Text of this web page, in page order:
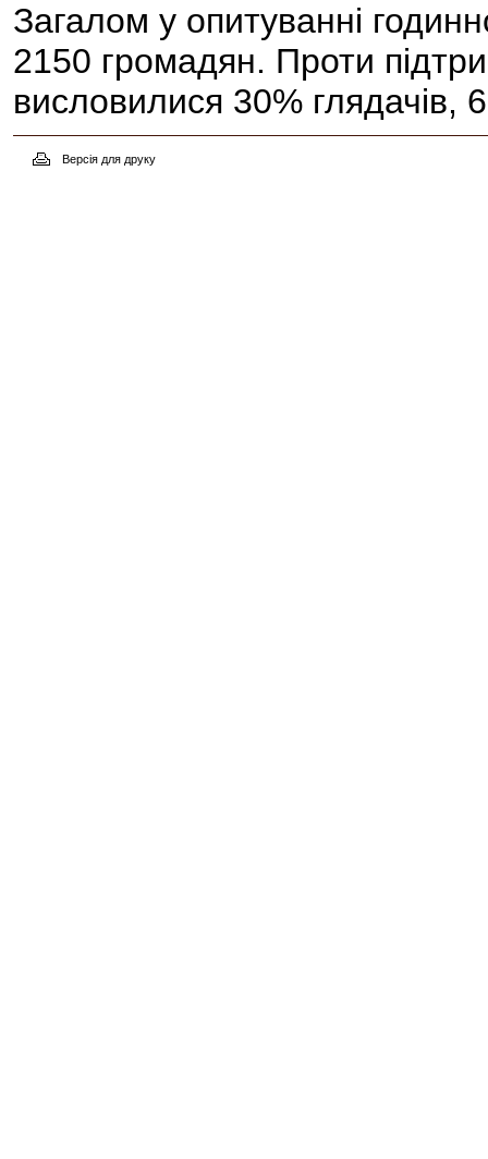
Загалом у опитуванні
2150 громадян. Проти
висловилися 30% глядачів,
Версія для друку